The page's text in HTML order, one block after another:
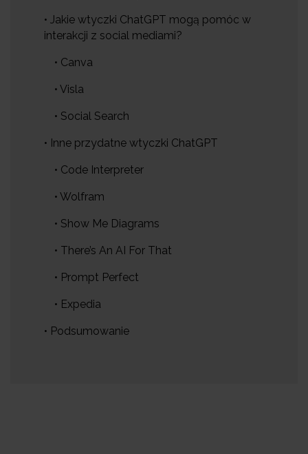
• Jakie wtyczki ChatGPT mogą pomóc w
interakcji z social mediami?
• Canva
• Visla
• Social Search
• Inne przydatne wtyczki ChatGPT
• Code Interpreter
• Wolfram
• Show Me Diagrams
• There’s An AI For That
• Prompt Perfect
• Expedia
• Podsumowanie